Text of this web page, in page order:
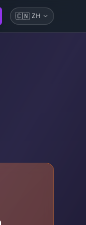
🇨🇳 ZH